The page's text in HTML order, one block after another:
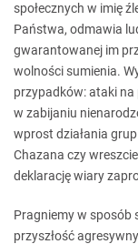
społecznych w imię
Państwa, odmawia
gwarantowanej im
wolności sumienia.
przypadków: ataki na
w zabijaniu
wprost działania
Chazana czy
deklarację wiary
Pragniemy w sposób
przyszłość